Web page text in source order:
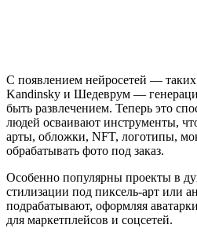
С появлением нейросетей —
Kandinsky и Шедеврум —
быть развлечением. Теперь это
людей осваивают инструменты,
арты, обложки, NFT, логотипы,
обрабатывать фото под заказ.
Особенно популярны проекты в
стилизации под пиксель-арт или
подрабатывают, оформляя
для маркетплейсов и соцсетей.